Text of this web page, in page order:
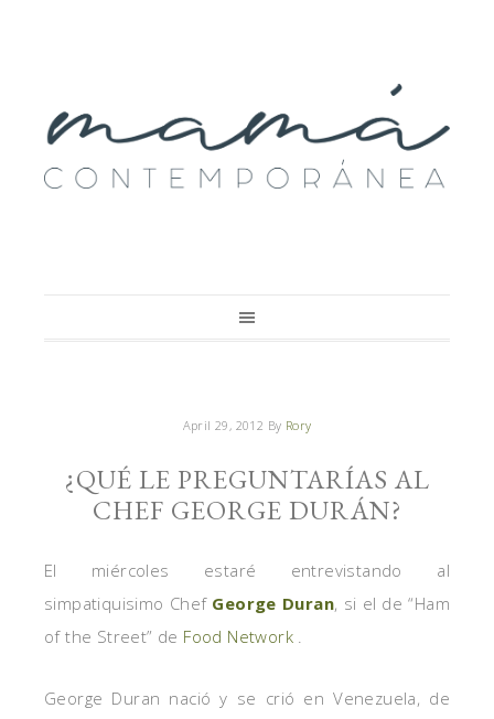
April 29, 2012 By Rory
¿QUÉ LE PREGUNTARÍAS AL
CHEF GEORGE DURÁN?
El miércoles estaré entrevistando al
simpatiquisimo Chef George Duran, si el de “Ham
of the Street” de Food Network .
George Duran nació y se crió en Venezuela, de